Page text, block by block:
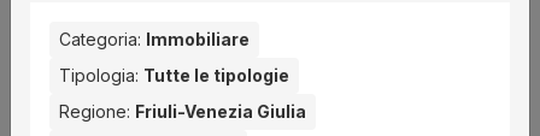
San Canzian d'Isonzo (1)
Categoria: Immobiliare
Tipologia: Tutte le tipologie
Regione: Friuli-Venezia Giulia